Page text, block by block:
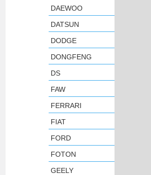
DAEWOO
DATSUN
DODGE
DONGFENG
DS
FAW
FERRARI
FIAT
FORD
FOTON
GEELY